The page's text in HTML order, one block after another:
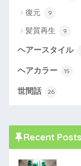
復元 9
髪質再生 9
ヘアースタイル
ヘアカラー 15
世間話 26
Recent Posts